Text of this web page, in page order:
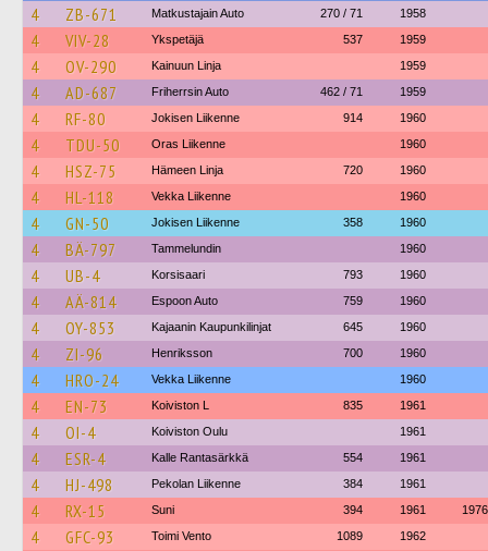
4 ZB-671 Matkustajain Auto 270 / 71 1958
4 VIV-28 Ykspetäjä 537 1959
4 OV-290 Kainuun Linja 1959
4 AD-687 Friherrsin Auto 462 / 71 1959
4 RF-80 Jokisen Liikenne 914 1960
4 TDU-50 Oras Liikenne 1960
4 HSZ-75 Hämeen Linja 720 1960
4 HL-118 Vekka Liikenne 1960
4 GN-50 Jokisen Liikenne 358 1960
4 BÄ-797 Tammelundin 1960
4 UB-4 Korsisaari 793 1960
4 AÄ-814 Espoon Auto 759 1960
4 OY-853 Kajaanin Kaupunkilinjat 645 1960
4 ZI-96 Henriksson 700 1960
4 HRO-24 Vekka Liikenne 1960
4 EN-73 Koiviston L 835 1961
4 OI-4 Koiviston Oulu 1961
4 ESR-4 Kalle Rantasärkkä 554 1961
4 HJ-498 Pekolan Liikenne 384 1961
4 RX-15 Suni 394 1961 1976
4 GFC-93 Toimi Vento 1089 1962